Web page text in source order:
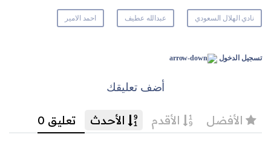
نادي الهلال السعودي عبدالله عطيف احمد الامير
تسجيل الدخول
أضف تعليقك